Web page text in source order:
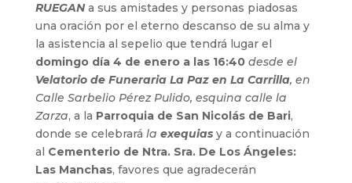
RUEGANa sus amistades y personas piadosas
una oración por el eterno descanso de su alma y
la asistencia al sepelio que tendrá lugar el
domingo día 4 de enero a las 16:40 desde el
Velatorio de Funeraria La Paz en La Carrilla, en
Calle Sarbelio Pérez Pulido, esquina calle la
Zarza, a la Parroquia de San Nicolás de Bari,
donde se celebrará la exequiasy a continuación
al Cementerio de Ntra. Sra. De Los Ángeles:
Las Manchas, favores que agradecerán